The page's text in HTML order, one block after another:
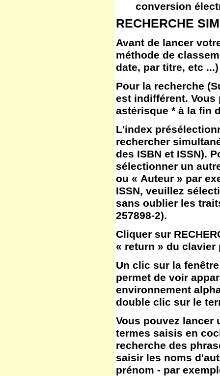
conversion
RECHERCHE
Avant de lancer
méthode de
date, par titre, etc ...)
Pour la recherche (
est indifférent. Vous
astérisque * à la fin
L'index
rechercher
des ISBN et ISSN).
sélectionner un
ou « Auteur » par
ISSN, veuillez
sans oublier les
257898-2).
Cliquer sur
« return » du
Un clic sur la
permet de voir
environnement
double clic sur le
Vous pouvez lancer
termes saisis en
recherche des
saisir les noms
prénom - par